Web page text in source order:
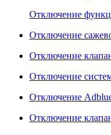
Отключение
Отключение
Отключение
Отключение
Отключение
Отключение